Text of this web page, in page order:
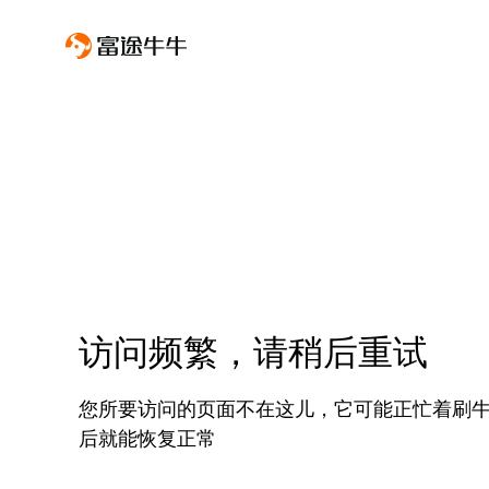
访问频繁，请稍后重试
您所要访问的页面不在这儿，它可能正忙着刷
后就能恢复正常